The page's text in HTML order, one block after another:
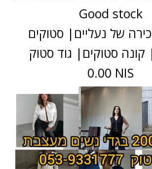
Good stock
של נעליים| סטוקים
סטוקים| גוד סטוק
0.00 NIS